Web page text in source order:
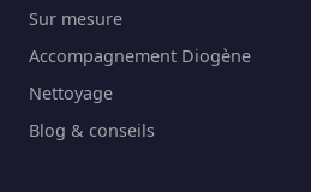
Sur mesure
Accompagnement Diogène
Nettoyage
Blog & conseils